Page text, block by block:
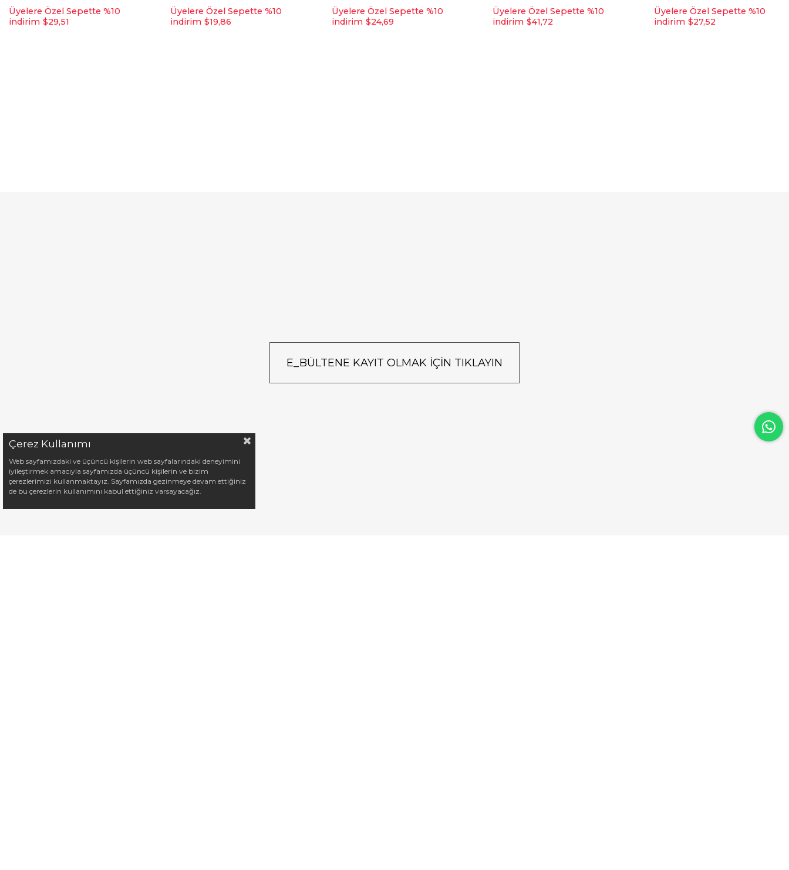
Üyelere Özel Sepette %10
indirim $29,51
Üyelere Özel Sepette %10
indirim $19,86
Üyelere Özel Sepette %10
indirim $24,69
Üyelere Özel Sepette %10
indirim $41,72
Üyelere Özel Sepette %10
indirim $27,52
E_BÜLTENE KAYIT OLMAK İÇİN TIKLAYIN
Çerez Kullanımı
Web sayfamızdaki ve üçüncü kişilerin web sayfalarındaki deneyimini
iyileştirmek amacıyla sayfamızda üçüncü kişilerin ve bizim
çerezlerimizi kullanmaktayız. Sayfamızda gezinmeye devam ettiğiniz
de bu çerezlerin kullanımını kabul ettiğiniz varsayacağız.